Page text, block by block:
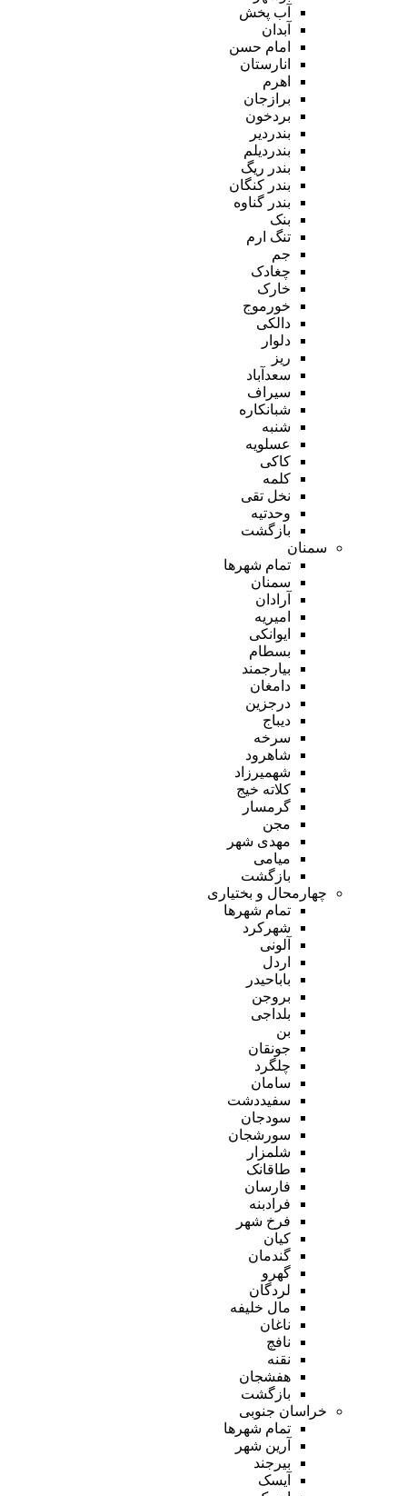
آب پخش
آبدان
امام حسن
انارستان
اهرم
برازجان
بردخون
بندردیر
بندردیلم
بندر ریگ
بندر کنگان
بندر گناوه
بنک
تنگ ارم
جم
چغادک
خارک
خورموج
دالکی
دلوار
ریز
سعدآباد
سیراف
شبانکاره
شنبه
عسلویه
کاکی
کلمه
نخل تقی
وحدتیه
بازگشت
سمنان
تمام شهر‌ها
سمنان
آرادان
امیریه
ایوانکی
بسطام
بیارجمند
دامغان
درجزین
دیباج
سرخه
شاهرود
شهمیرزاد
کلاته خیج
گرمسار
مجن
مهدی شهر
میامی
بازگشت
چهارمحال و بختیاری
تمام شهر‌ها
شهرکرد
آلونی
اردل
باباحیدر
بروجن
بلداجی
بن
جونقان
چلگرد
سامان
سفیددشت
سودجان
سورشجان
شلمزار
طاقانک
فارسان
فرادبنه
فرخ شهر
کیان
گندمان
گهرو
لردگان
مال خلیفه
ناغان
نافچ
نقنه
هفشجان
بازگشت
خراسان جنوبی
تمام شهر‌ها
آرین شهر
بیرجند
آیسک